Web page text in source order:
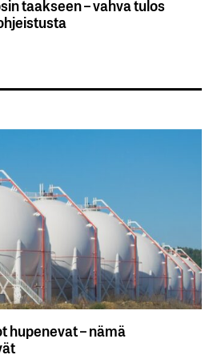
taakseen – vahva tulos
hupenevat – nämä